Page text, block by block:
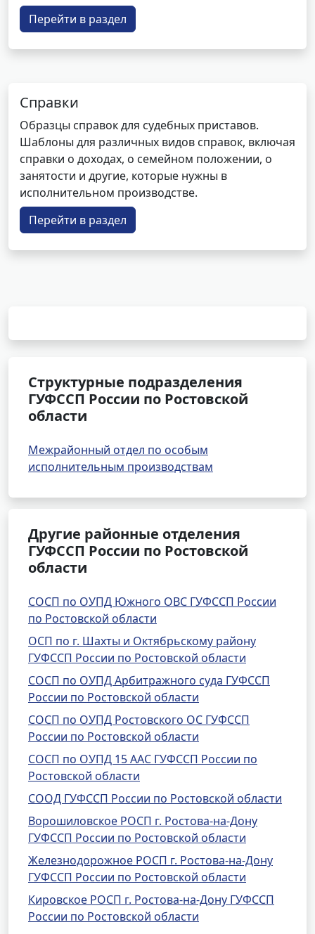
Перейти в раздел
Справки
Образцы справок для судебных приставов.
Шаблоны для различных видов справок, включая
справки о доходах, о семейном положении, о
занятости и другие, которые нужны в
исполнительном производстве.
Перейти в раздел
Структурные подразделения
ГУФССП России по Ростовской
области
Межрайонный отдел по особым
исполнительным производствам
Другие районные отделения
ГУФССП России по Ростовской
области
СОСП по ОУПД Южного ОВС ГУФССП России
по Ростовской области
ОСП по г. Шахты и Октябрьскому району
ГУФССП России по Ростовской области
СОСП по ОУПД Арбитражного суда ГУФССП
России по Ростовской области
СОСП по ОУПД Ростовского ОС ГУФССП
России по Ростовской области
СОСП по ОУПД 15 ААС ГУФССП России по
Ростовской области
СООД ГУФССП России по Ростовской области
Ворошиловское РОСП г. Ростова-на-Дону
ГУФССП России по Ростовской области
Железнодорожное РОСП г. Ростова-на-Дону
ГУФССП России по Ростовской области
Кировское РОСП г. Ростова-на-Дону ГУФССП
России по Ростовской области